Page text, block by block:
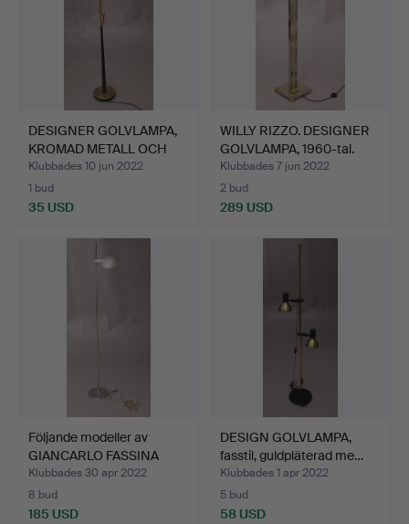
DESIGNER GOLVLAMPA,
KROMAD METALL OCH
TRÄ.…
Klubbades 10 jun 2022
1 bud
35 USD
WILLY RIZZO. DESIGNER
GOLVLAMPA, 1960-tal.
Klubbades 7 jun 2022
2 bud
289 USD
Följande modeller av
GIANCARLO FASSINA
OCH…
Klubbades 30 apr 2022
8 bud
185 USD
DESIGN GOLVLAMPA,
fasstil, guldpläterad me…
Klubbades 1 apr 2022
5 bud
58 USD